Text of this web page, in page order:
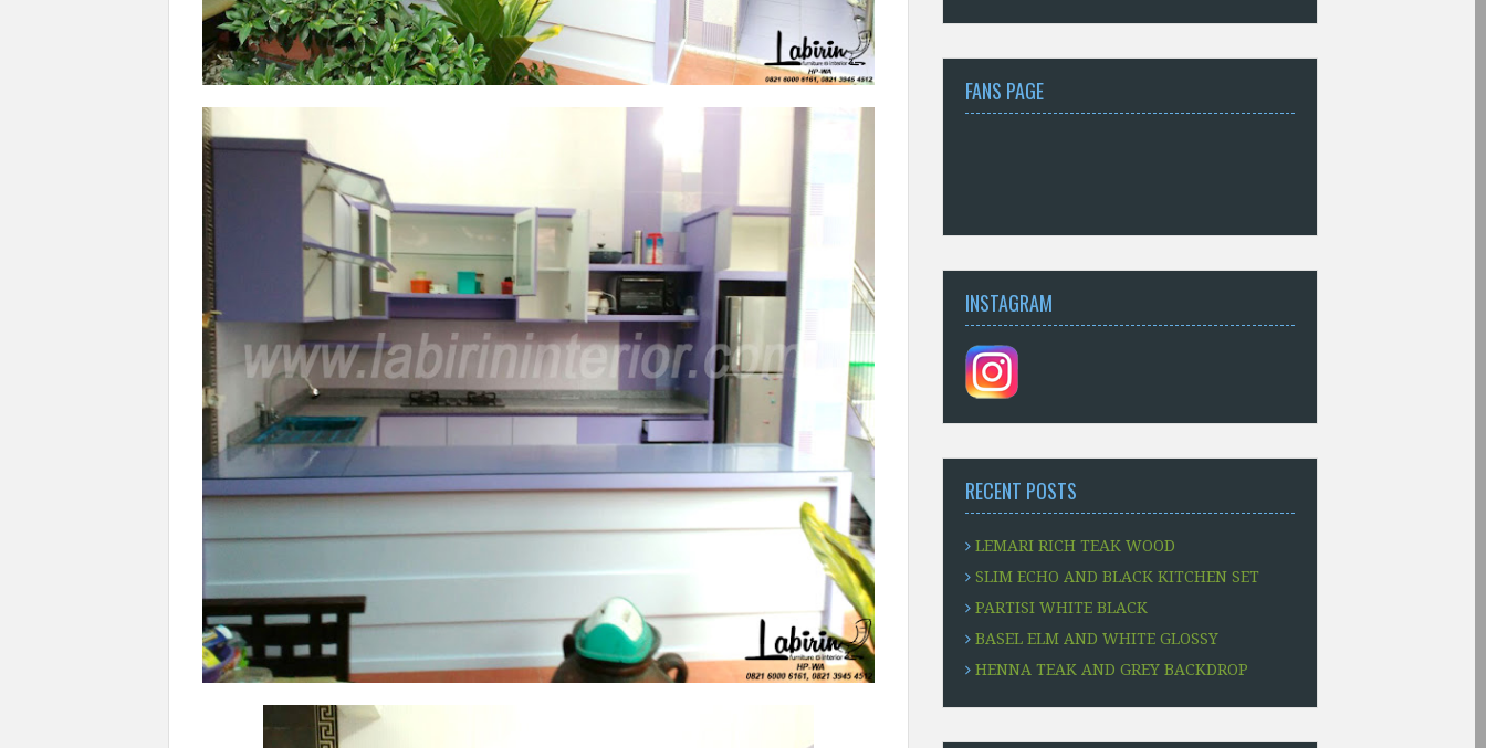
FANS PAGE
INSTAGRAM
RECENT POSTS
LEMARI RICH TEAK WOOD
SLIM ECHO AND BLACK KITCHEN SET
PARTISI WHITE BLACK
BASEL ELM AND WHITE GLOSSY
HENNA TEAK AND GREY BACKDROP